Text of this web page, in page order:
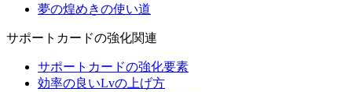
夢の煌めきの使い道
サポートカードの強化関連
サポートカードの強化要素
効率の良いLvの上げ方